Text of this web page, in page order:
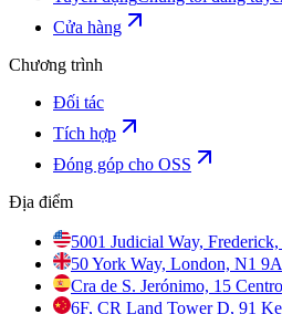
Cửa hàng
Chương trình
Đối tác
Tích hợp
Đóng góp cho OSS
Địa điểm
5001 Judicial Way,
50 York Way, London, N1
Cra de S. Jerónimo, 15
6F, CR Land Tower D, 91